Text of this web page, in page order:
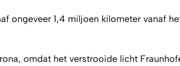
ongeveer 1,4 miljoen kilometer vanaf
omdat het verstrooide licht